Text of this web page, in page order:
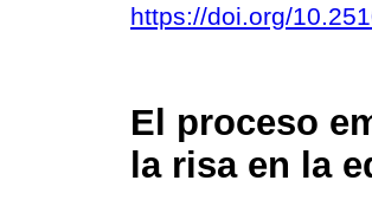
https://doi.org/
El proceso
la risa en la